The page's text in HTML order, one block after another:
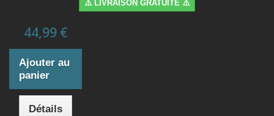
⚠️ LIVRAISON GRATUITE ⚠️
44,99 €
Ajouter au
panier
Détails